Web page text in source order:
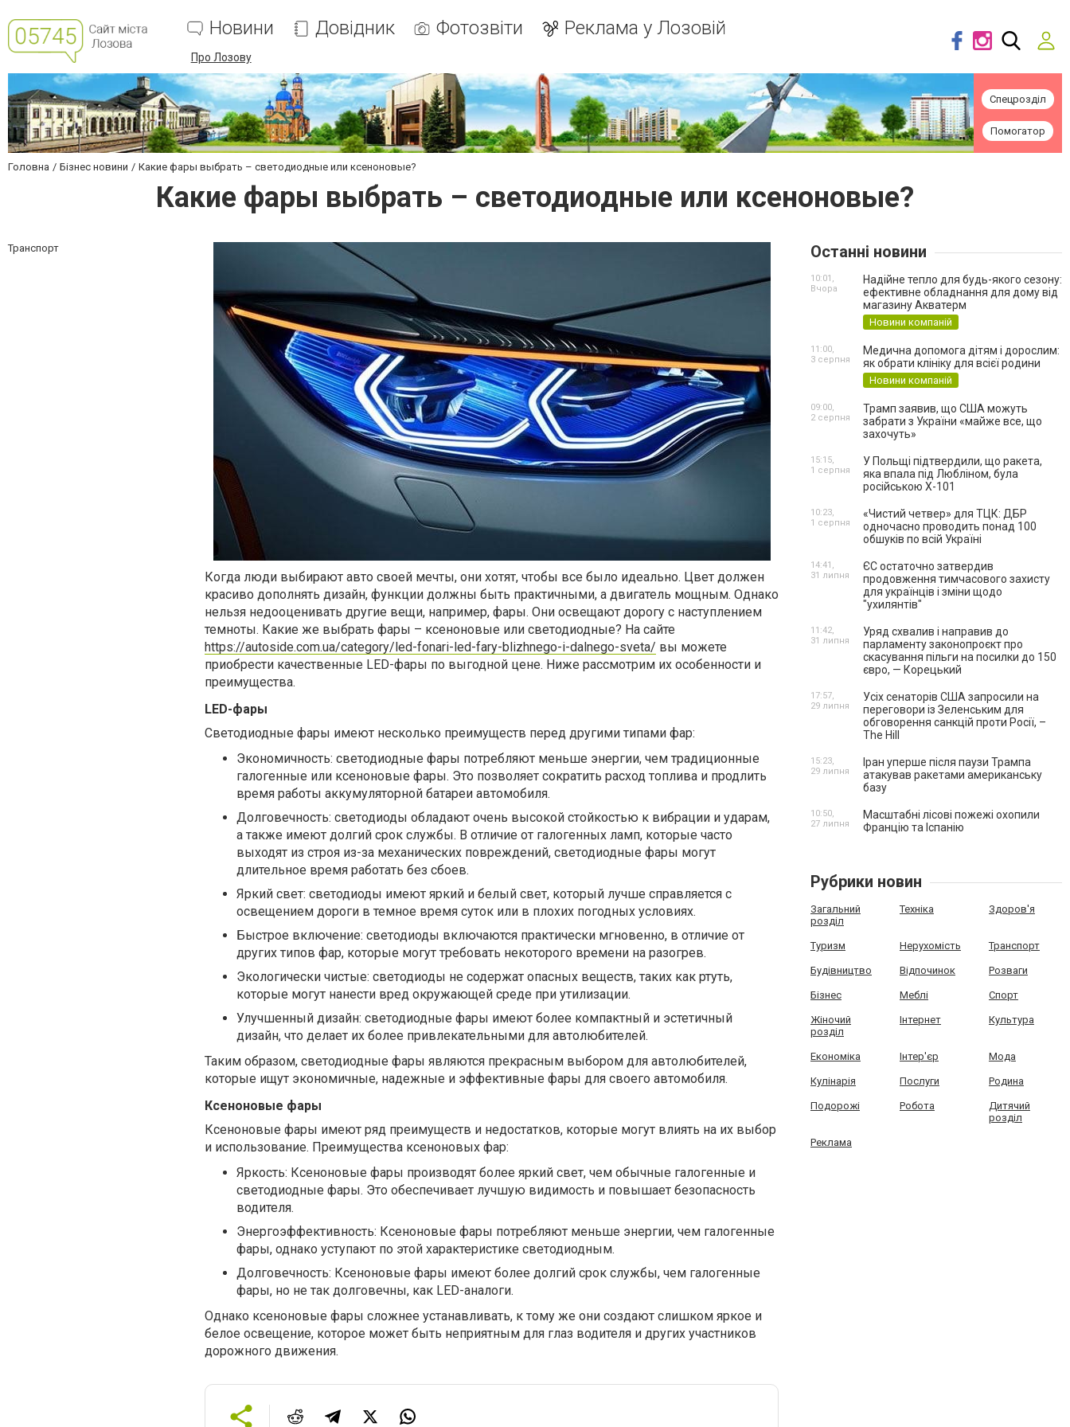
Новини Довідник Фотозвіти Реклама у Лозовій
Про Лозову
Спецрозділ
Помогатор
Головна Бізнес новини Какие фары выбрать – светодиодные или ксеноновые?
Какие фары выбрать – светодиодные или ксеноновые?
Транспорт
Когда люди выбирают авто своей мечты, они хотят, чтобы все было идеально. Цвет должен
красиво дополнять дизайн, функции должны быть практичными, а двигатель мощным. Однако
нельзя недооценивать другие вещи, например, фары. Они освещают дорогу с наступлением
темноты. Какие же выбрать фары – ксеноновые или светодиодные? На сайте
https://autoside.com.ua/category/led-fonari-led-fary-blizhnego-i-dalnego-sveta/ вы можете
приобрести качественные LED-фары по выгодной цене. Ниже рассмотрим их особенности и
преимущества.
LED-фары
Светодиодные фары имеют несколько преимуществ перед другими типами фар:
Экономичность: светодиодные фары потребляют меньше энергии, чем традиционные
галогенные или ксеноновые фары. Это позволяет сократить расход топлива и продлить
время работы аккумуляторной батареи автомобиля.
Долговечность: светодиоды обладают очень высокой стойкостью к вибрации и ударам,
а также имеют долгий срок службы. В отличие от галогенных ламп, которые часто
выходят из строя из-за механических повреждений, светодиодные фары могут
длительное время работать без сбоев.
Яркий свет: светодиоды имеют яркий и белый свет, который лучше справляется с
освещением дороги в темное время суток или в плохих погодных условиях.
Быстрое включение: светодиоды включаются практически мгновенно, в отличие от
других типов фар, которые могут требовать некоторого времени на разогрев.
Экологически чистые: светодиоды не содержат опасных веществ, таких как ртуть,
которые могут нанести вред окружающей среде при утилизации.
Улучшенный дизайн: светодиодные фары имеют более компактный и эстетичный
дизайн, что делает их более привлекательными для автолюбителей.
Таким образом, светодиодные фары являются прекрасным выбором для автолюбителей,
которые ищут экономичные, надежные и эффективные фары для своего автомобиля.
Ксеноновые фары
Ксеноновые фары имеют ряд преимуществ и недостатков, которые могут влиять на их выбор
и использование. Преимущества ксеноновых фар:
Яркость: Ксеноновые фары производят более яркий свет, чем обычные галогенные и
светодиодные фары. Это обеспечивает лучшую видимость и повышает безопасность
водителя.
Энергоэффективность: Ксеноновые фары потребляют меньше энергии, чем галогенные
фары, однако уступают по этой характеристике светодиодным.
Долговечность: Ксеноновые фары имеют более долгий срок службы, чем галогенные
фары, но не так долговечны, как LED-аналоги.
Однако ксеноновые фары сложнее устанавливать, к тому же они создают слишком яркое и
белое освещение, которое может быть неприятным для глаз водителя и других участников
дорожного движения.
Останні новини
Надійне тепло для будь-якого сезону:
ефективне обладнання для дому від
магазину Акватерм
Новини компаній
10:01,
Вчора
Медична допомога дітям і дорослим:
як обрати клініку для всієї родини
Новини компаній
11:00,
3 серпня
Трамп заявив, що США можуть
забрати з України «майже все, що
захочуть»
09:00,
2 серпня
У Польщі підтвердили, що ракета,
яка впала під Любліном, була
російською Х-101
15:15,
1 серпня
«Чистий четвер» для ТЦК: ДБР
одночасно проводить понад 100
обшуків по всій Україні
10:23,
1 серпня
ЄС остаточно затвердив
продовження тимчасового захисту
для українців і зміни щодо
"ухилянтів"
14:41,
31 липня
Уряд схвалив і направив до
парламенту законопроєкт про
скасування пільги на посилки до 150
євро, — Корецький
11:42,
31 липня
Усіх сенаторів США запросили на
переговори із Зеленським для
обговорення санкцій проти Росії, –
The Hill
17:57,
29 липня
Іран уперше після паузи Трампа
атакував ракетами американську
базу
15:23,
29 липня
Масштабні лісові пожежі охопили
Францію та Іспанію
10:50,
27 липня
Рубрики новин
Загальний
розділ
Техніка Здоров'я
Туризм Нерухомість Транспорт
Будівництво Відпочинок Розваги
Бізнес Меблі Спорт
Жіночий
розділ
Інтернет Культура
Економіка Інтер'єр Мода
Кулінарія Послуги Родина
Подорожі Робота
Дитячий
розділ
Реклама